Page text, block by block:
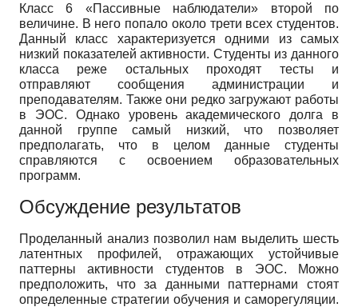
Класс 6 «Пассивные наблюдатели» второй по
величине. В него попало около трети всех студентов.
Данный класс характеризуется одними из самых
низкий показателей активности. Студенты из данного
класса реже остальных проходят тесты и
отправляют сообщения администрации и
преподавателям. Также они редко загружают работы
в ЭОС. Однако уровень академического долга в
данной группе самый низкий, что позволяет
предполагать, что в целом данные студенты
справляются с освоением образовательных
программ.
Обсуждение результатов
Проделанный анализ позволил нам выделить шесть
латентных профилей, отражающих устойчивые
паттерны активности студентов в ЭОС. Можно
предположить, что за данными паттернами стоят
определенные стратегии обучения и саморегуляции.